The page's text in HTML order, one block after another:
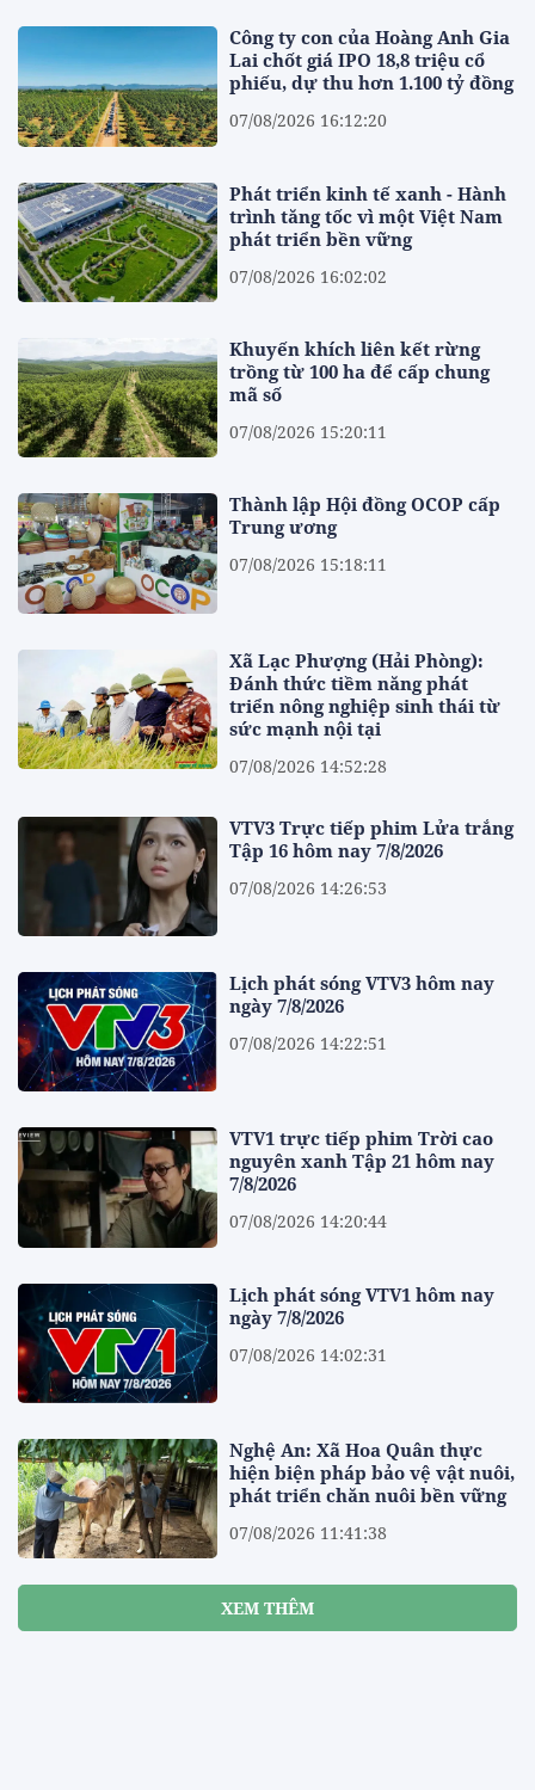
Công ty con của Hoàng Anh Gia
Lai chốt giá IPO 18,8 triệu cổ
phiếu, dự thu hơn 1.100 tỷ đồng
07/08/2026 16:12:20
Phát triển kinh tế xanh - Hành
trình tăng tốc vì một Việt Nam
phát triển bền vững
07/08/2026 16:02:02
Khuyến khích liên kết rừng
trồng từ 100 ha để cấp chung
mã số
07/08/2026 15:20:11
Thành lập Hội đồng OCOP cấp
Trung ương
07/08/2026 15:18:11
Xã Lạc Phượng (Hải Phòng):
Đánh thức tiềm năng phát
triển nông nghiệp sinh thái từ
sức mạnh nội tại
07/08/2026 14:52:28
VTV3 Trực tiếp phim Lửa trắng
Tập 16 hôm nay 7/8/2026
07/08/2026 14:26:53
Lịch phát sóng VTV3 hôm nay
ngày 7/8/2026
07/08/2026 14:22:51
VTV1 trực tiếp phim Trời cao
nguyên xanh Tập 21 hôm nay
7/8/2026
07/08/2026 14:20:44
Lịch phát sóng VTV1 hôm nay
ngày 7/8/2026
07/08/2026 14:02:31
Nghệ An: Xã Hoa Quân thực
hiện biện pháp bảo vệ vật nuôi,
phát triển chăn nuôi bền vững
07/08/2026 11:41:38
XEM THÊM